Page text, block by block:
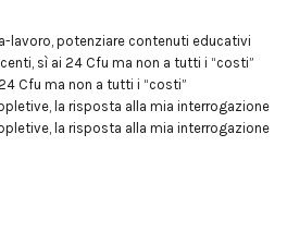
lavoro, potenziare contenuti educativi
sì ai 24 Cfu ma non a tutti i “costi”
Cfu ma non a tutti i “costi”
la risposta alla mia interrogazione
la risposta alla mia interrogazione